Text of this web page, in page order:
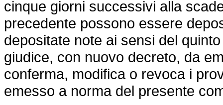
cinque giorni successivi alla
precedente possono essere
depositate note ai sensi del
giudice, con nuovo decreto, da
conferma, modifica o revoca i
emesso a norma del presente